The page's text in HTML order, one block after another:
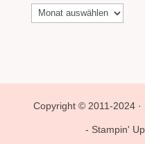
Archiv
Copyright © 2011-2024
- Stampin'